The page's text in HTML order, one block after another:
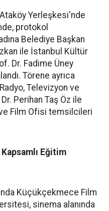
Yerleşkesi'nde
protokol
Belediye Başkan
ile İstanbul Kültür
Dr. Fadime Üney
Törene ayrıca
Televizyon ve
Perihan Taş Öz ile
Film Ofisi temsilcileri
Eğitim
Küçükçekmece Film
sinema alanında